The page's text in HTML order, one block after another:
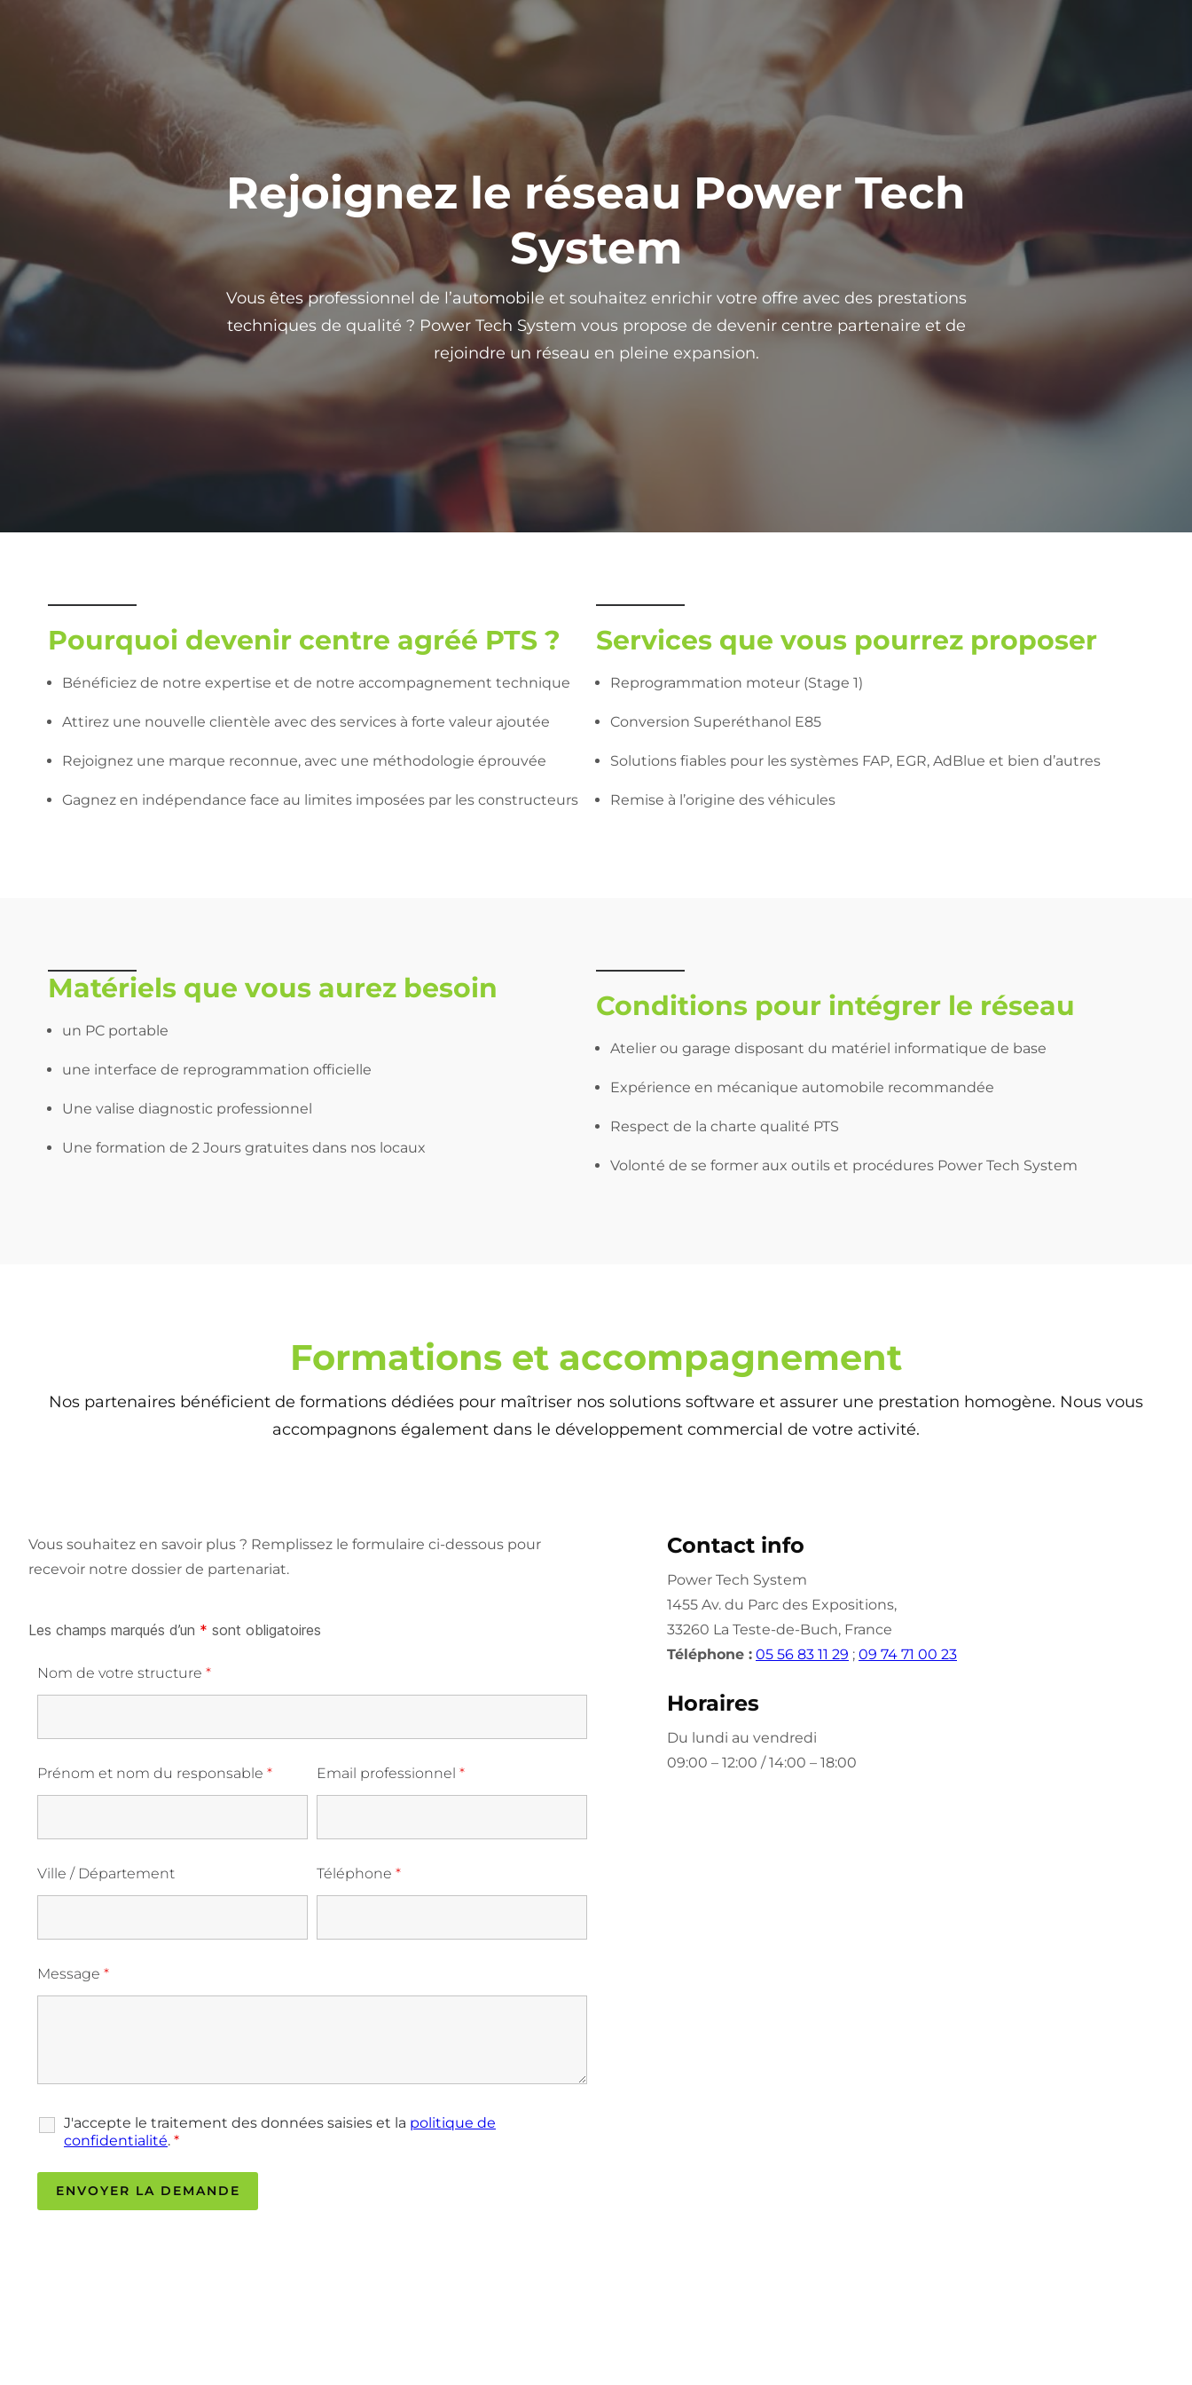
Rejoignez le réseau Power Tech
System
Vous êtes professionnel de l’automobile et souhaitez enrichir votre offre avec des prestations
techniques de qualité ? Power Tech System vous propose de devenir centre partenaire et de
rejoindre un réseau en pleine expansion.
Pourquoi devenir centre agréé PTS ?
Bénéficiez de notre expertise et de notre accompagnement technique
Attirez une nouvelle clientèle avec des services à forte valeur ajoutée
Rejoignez une marque reconnue, avec une méthodologie éprouvée
Gagnez en indépendance face au limites imposées par les constructeurs
Services que vous pourrez proposer
Reprogrammation moteur (Stage 1)
Conversion Superéthanol E85
Solutions fiables pour les systèmes FAP, EGR, AdBlue et bien d’autres
Remise à l’origine des véhicules
Matériels que vous aurez besoin
un PC portable
une interface de reprogrammation officielle
Une valise diagnostic professionnel
Une formation de 2 Jours gratuites dans nos locaux
Conditions pour intégrer le réseau
Atelier ou garage disposant du matériel informatique de base
Expérience en mécanique automobile recommandée
Respect de la charte qualité PTS
Volonté de se former aux outils et procédures Power Tech System
Formations et accompagnement
Nos partenaires bénéficient de formations dédiées pour maîtriser nos solutions software et assurer une prestation homogène. Nous vous
accompagnons également dans le développement commercial de votre activité.
Vous souhaitez en savoir plus ? Remplissez le formulaire ci-dessous pour
recevoir notre dossier de partenariat.
Les champs marqués d’un * sont obligatoires
Nom de votre structure *
Prénom et nom du responsable *
Ville / Département
Email professionnel *
Téléphone *
Message *
J'accepte le traitement des données saisies et la politique de
confidentialité. *
Contact info
Power Tech System
1455 Av. du Parc des Expositions,
33260 La Teste-de-Buch, France
Téléphone : 05 56 83 11 29 ; 09 74 71 00 23
Horaires
Du lundi au vendredi
09:00 – 12:00 / 14:00 – 18:00